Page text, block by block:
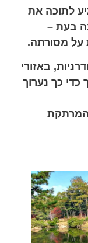
לתוכה את
בעת –
על מסורתה.
באזורי
כדי כך נערוך